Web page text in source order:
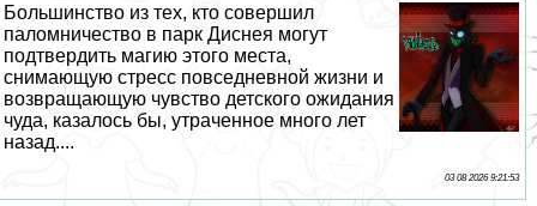
Большинство из тех, кто совершил
паломничество в парк Диснея могут
подтвердить магию этого места,
снимающую стресс повседневной жизни и
возвращающую чувство детского ожидания
чуда, казалось бы, утраченное много лет
назад....
03 08 2026 9:21:53